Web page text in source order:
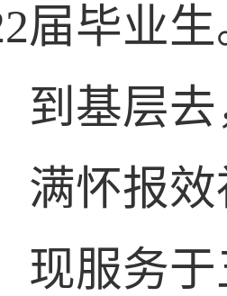
届毕业
到基层
满怀报
现服务